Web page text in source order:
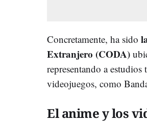
Concretamente, ha sido
Extranjero (CODA)
representando a
videojuegos, como
El anime y los